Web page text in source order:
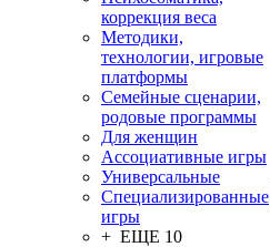
коррекция веса
Методики,
технологии, игровые
платформы
Семейные сценарии,
родовые программы
Для женщин
Ассоциативные игры
Универсальные
Специализированные
игры
+ ЕЩЕ 10